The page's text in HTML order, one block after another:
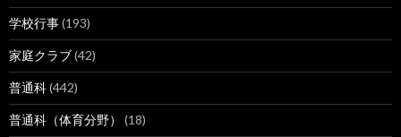
学校行事(193)
家庭クラブ(42)
普通科(442)
普通科（体育分野） (18)